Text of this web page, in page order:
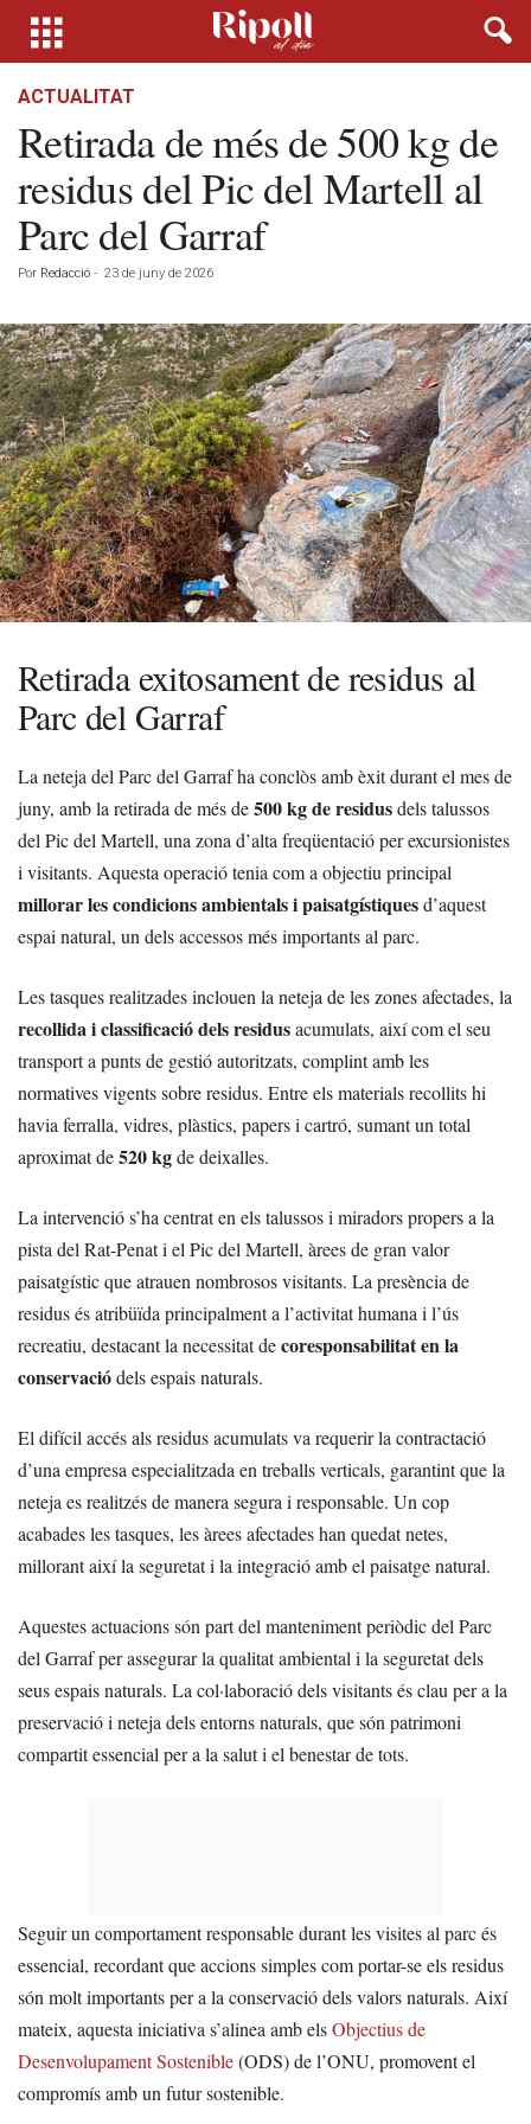
ACTUALITAT
Retirada de més de 500 kg de
residus del Pic del Martell al
Parc del Garraf
Por Redacció - 23 de juny de 2026
Retirada exitosament de residus al
Parc del Garraf
La neteja del Parc del Garraf ha conclòs amb èxit durant el mes de
juny, amb la retirada de més de500 kg de residusdels talussos
del Pic del Martell, una zona d’alta freqüentació per excursionistes
i visitants. Aquesta operació tenia com a objectiu principal
millorar les condicions ambientals i paisatgístiquesd’aquest
espai natural, un dels accessos més importants al parc.
Les tasques realitzades inclouen la neteja de les zones afectades, la
recollida i classificació dels residusacumulats, així com el seu
transport a punts de gestió autoritzats, complint amb les
normatives vigents sobre residus. Entre els materials recollits hi
havia ferralla, vidres, plàstics, papers i cartró, sumant un total
aproximat de520 kgde deixalles.
La intervenció s’ha centrat en els talussos i miradors propers a la
pista del Rat-Penat i el Pic del Martell, àrees de gran valor
paisatgístic que atrauen nombrosos visitants. La presència de
residus és atribüïda principalment a l’activitat humana i l’ús
recreatiu, destacant la necessitat decoresponsabilitat en la
conservaciódels espais naturals.
El difícil accés als residus acumulats va requerir la contractació
d’una empresa especialitzada en treballs verticals, garantint que la
neteja es realitzés de manera segura i responsable. Un cop
acabades les tasques, les àrees afectades han quedat netes,
millorant així la seguretat i la integració amb el paisatge natural.
Aquestes actuacions són part del manteniment periòdic del Parc
del Garraf per assegurar la qualitat ambiental i la seguretat dels
seus espais naturals. La col·laboració dels visitants és clau per a la
preservació i neteja dels entorns naturals, que són patrimoni
compartit essencial per a la salut i el benestar de tots.
Seguir un comportament responsable durant les visites al parc és
essencial, recordant que accions simples com portar-se els residus
són molt importants per a la conservació dels valors naturals. Així
mateix, aquesta iniciativa s’alinea amb elsObjectius de
Desenvolupament Sostenible(ODS) de l’ONU, promovent el
compromís amb un futur sostenible.